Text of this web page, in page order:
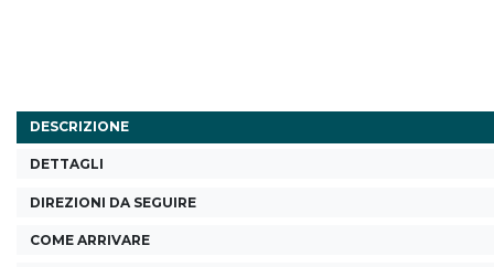
DESCRIZIONE
DETTAGLI
DIREZIONI DA SEGUIRE
COME ARRIVARE